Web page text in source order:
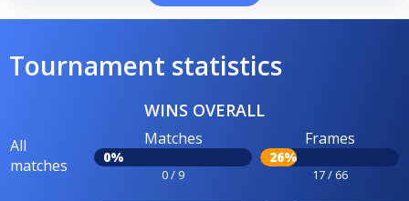
Tournament statistics
WINS OVERALL
All
matches
Matches
0%
0 / 9
Frames
26%
17 / 66